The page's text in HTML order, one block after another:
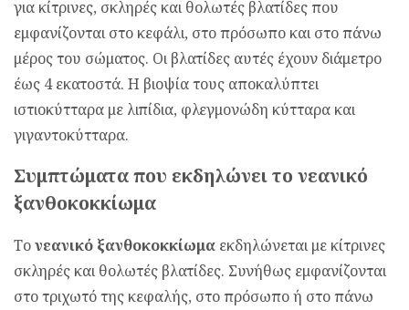
για κίτρινες, σκληρές και θολωτές βλατίδες που
εμφανίζονται στο κεφάλι, στο πρόσωπο και στο πάνω
μέρος του σώματος. Οι βλατίδες αυτές έχουν διάμετρο
έως 4 εκατοστά. Η βιοψία τους αποκαλύπτει
ιστιοκύτταρα με λιπίδια, φλεγμονώδη κύτταρα και
γιγαντοκύτταρα.
Συμπτώματα που εκδηλώνει το νεανικό
ξανθοκοκκίωμα
Τονεανικό ξανθοκοκκίωμα εκδηλώνεται με κίτρινες
σκληρές και θολωτές βλατίδες. Συνήθως εμφανίζονται
στο τριχωτό της κεφαλής, στο πρόσωπο ή στο πάνω